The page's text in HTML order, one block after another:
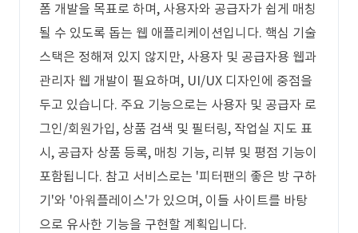
폼 개발을 목표로 하며, 사용자와 공급자가 쉽게 매칭
될 수 있도록 돕는 웹 애플리케이션입니다. 핵심 기술
스택은 정해져 있지 않지만, 사용자 및 공급자용 웹과
관리자 웹 개발이 필요하며, UI/UX 디자인에 중점을
두고 있습니다. 주요 기능으로는 사용자 및 공급자 로
그인/회원가입, 상품 검색 및 필터링, 작업실 지도 표
시, 공급자 상품 등록, 매칭 기능, 리뷰 및 평점 기능이
포함됩니다. 참고 서비스로는 '피터팬의 좋은 방 구하
기'와 '아워플레이스'가 있으며, 이들 사이트를 바탕
으로 유사한 기능을 구현할 계획입니다.